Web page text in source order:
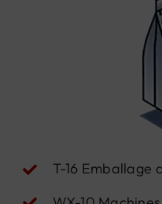
T-16 Emballage